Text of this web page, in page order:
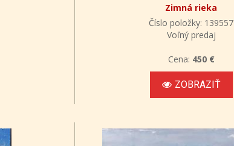
Zimná rieka
Číslo položky: 139557
Voľný predaj
Cena: 450 €
ZOBRAZIŤ